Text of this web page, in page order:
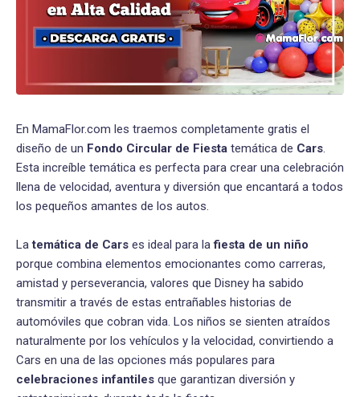
En MamaFlor.com les traemos completamente gratis el
diseño de un Fondo Circular de Fiesta temática de Cars
Esta increíble temática es perfecta para crear una celebración
llena de velocidad, aventura y diversión que encantará a todos
los pequeños amantes de los autos.
Latemática de Cars es ideal para lafiesta de un niño
porque combina elementos emocionantes como carreras,
amistad y perseverancia, valores que Disney ha sabido
transmitir a través de estas entrañables historias de
automóviles que cobran vida. Los niños se sienten atraídos
naturalmente por los vehículos y la velocidad, convirtiendo a
Cars en una de las opciones más populares para
celebraciones infantiles que garantizan diversión y